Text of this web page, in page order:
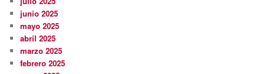
junio 2025
mayo 2025
abril 2025
marzo 2025
febrero 2025